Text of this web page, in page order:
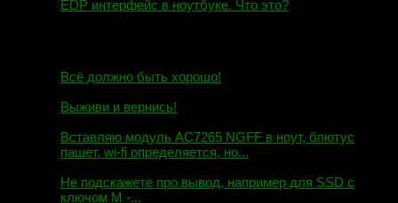
EDP интерфейс в ноутбуке. Что это?
Всё должно быть хорошо!
Выживи и вернись!
Вставляю модуль AC7265 NGFF в ноут, блютус
пашет, wi-fi определяется, но...
Не подскажете про вывод, например для SSD c
ключом М -...